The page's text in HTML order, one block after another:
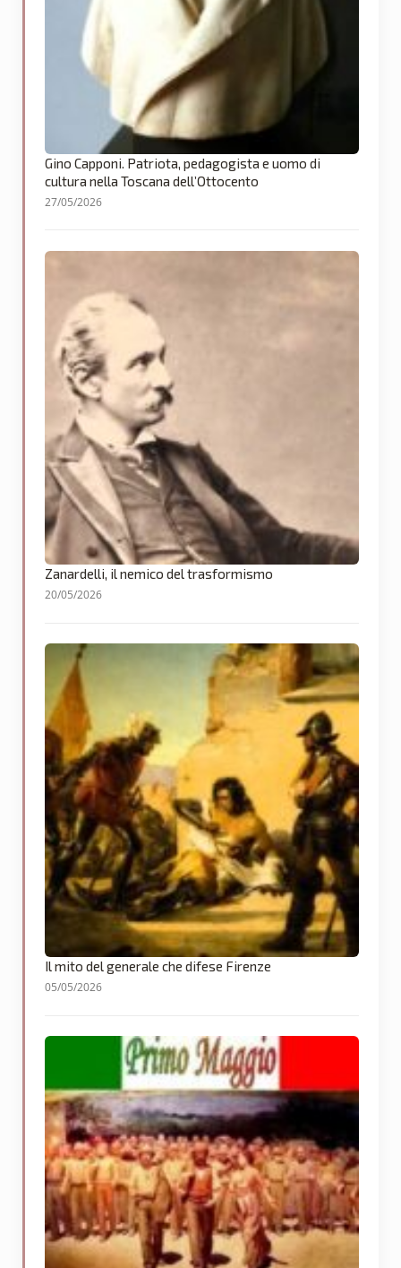
Gino Capponi. Patriota, pedagogista e uomo di
cultura nella Toscana dell’Ottocento
27/05/2026
Zanardelli, il nemico del trasformismo
20/05/2026
Il mito del generale che difese Firenze
05/05/2026